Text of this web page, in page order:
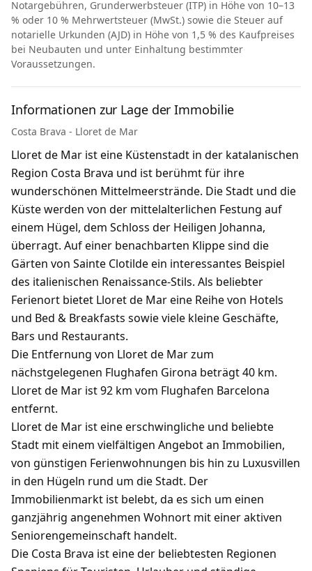
Notargebühren, Grunderwerbsteuer (ITP) in Höhe von 10–13
% oder 10 % Mehrwertsteuer (MwSt.) sowie die Steuer auf
notarielle Urkunden (AJD) in Höhe von 1,5 % des Kaufpreises
bei Neubauten und unter Einhaltung bestimmter
Voraussetzungen.
Informationen zur Lage der Immobilie
Costa Brava - Lloret de Mar
Lloret de Mar ist eine Küstenstadt in der katalanischen
Region Costa Brava und ist berühmt für ihre
wunderschönen Mittelmeerstrände. Die Stadt und die
Küste werden von der mittelalterlichen Festung auf
einem Hügel, dem Schloss der Heiligen Johanna,
überragt. Auf einer benachbarten Klippe sind die
Gärten von Sainte Clotilde ein interessantes Beispiel
des italienischen Renaissance-Stils. Als beliebter
Ferienort bietet Lloret de Mar eine Reihe von Hotels
und Bed & Breakfasts sowie viele kleine Geschäfte,
Bars und Restaurants.
Die Entfernung von Lloret de Mar zum
nächstgelegenen Flughafen Girona beträgt 40 km.
Lloret de Mar ist 92 km vom Flughafen Barcelona
entfernt.
Lloret de Mar ist eine erschwingliche und beliebte
Stadt mit einem vielfältigen Angebot an Immobilien,
von günstigen Ferienwohnungen bis hin zu Luxusvillen
in den Hügeln rund um die Stadt. Der
Immobilienmarkt ist belebt, da es sich um einen
ganzjährig angenehmen Wohnort mit einer aktiven
Seniorengemeinschaft handelt.
Die Costa Brava ist eine der beliebtesten Regionen